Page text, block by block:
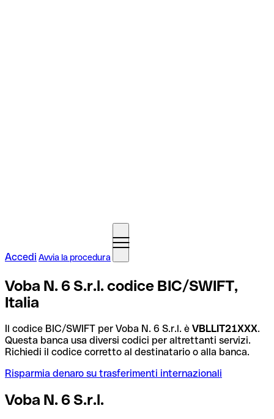
Accedi Avvia la procedura
Voba N. 6 S.r.l. codice BIC/SWIFT,
Italia
Il codice BIC/SWIFT per Voba N. 6 S.r.l. è VBLLIT21XXX.
Questa banca usa diversi codici per altrettanti servizi.
Richiedi il codice corretto al destinatario o alla banca.
Risparmia denaro su trasferimenti internazionali
Voba N. 6 S.r.l.